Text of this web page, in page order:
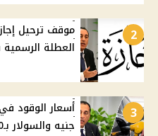
2
العطلة
3
جنيه والسولار بـ20.50 جنيه